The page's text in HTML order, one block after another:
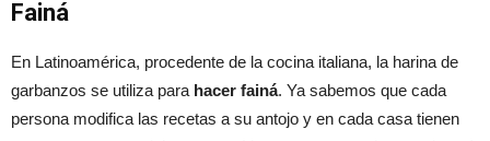
Fainá
En Latinoamérica, procedente de la cocina italiana, la harina de
garbanzos se utiliza para hacer fainá. Ya sabemos que cada
persona modifica las recetas a su antojo y en cada casa tienen